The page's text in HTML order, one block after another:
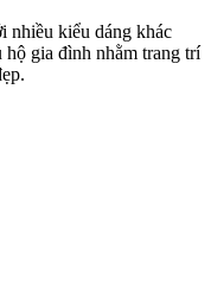
nhiều kiểu dáng khác
hộ gia đình nhằm trang trí